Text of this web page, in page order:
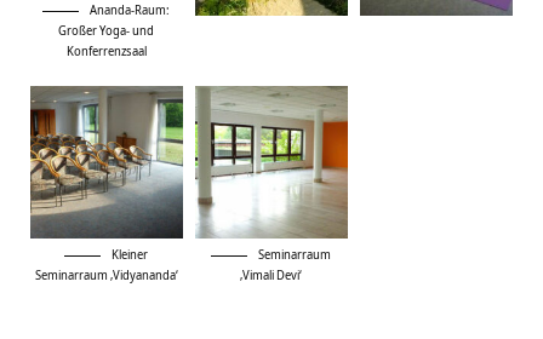
Ananda-Raum:
Großer Yoga- und
Konferrenzsaal
Kleiner
Seminarraum ‚Vidyananda‘
Seminarraum
‚Vimali Devi‘